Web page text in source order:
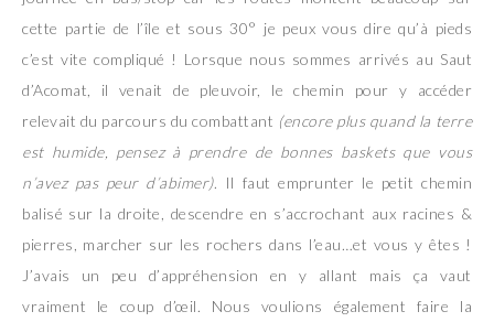
cette partie de l’île et sous 30° je peux vous dire qu’à pieds
c’est vite compliqué ! Lorsque nous sommes arrivés au Saut
d’Acomat, il venait de pleuvoir, le chemin pour y accéder
relevait du parcours du combattant (encore plus quand la terre
est humide, pensez à prendre de bonnes baskets que vous
n’avez pas peur d’abimer). Il faut emprunter le petit chemin
balisé sur la droite, descendre en s’accrochant aux racines &
pierres, marcher sur les rochers dans l’eau…et vous y êtes !
J’avais un peu d’appréhension en y allant mais ça vaut
vraiment le coup d’œil. Nous voulions également faire la